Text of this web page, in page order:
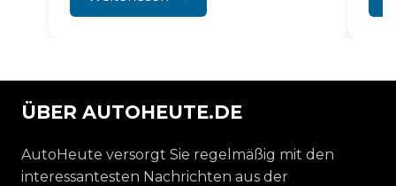
Die Folge...
ÜBER AUTOHEUTE.DE
AutoHeute versorgt Sie regelmäßig mit den
interessantesten Nachrichten aus der